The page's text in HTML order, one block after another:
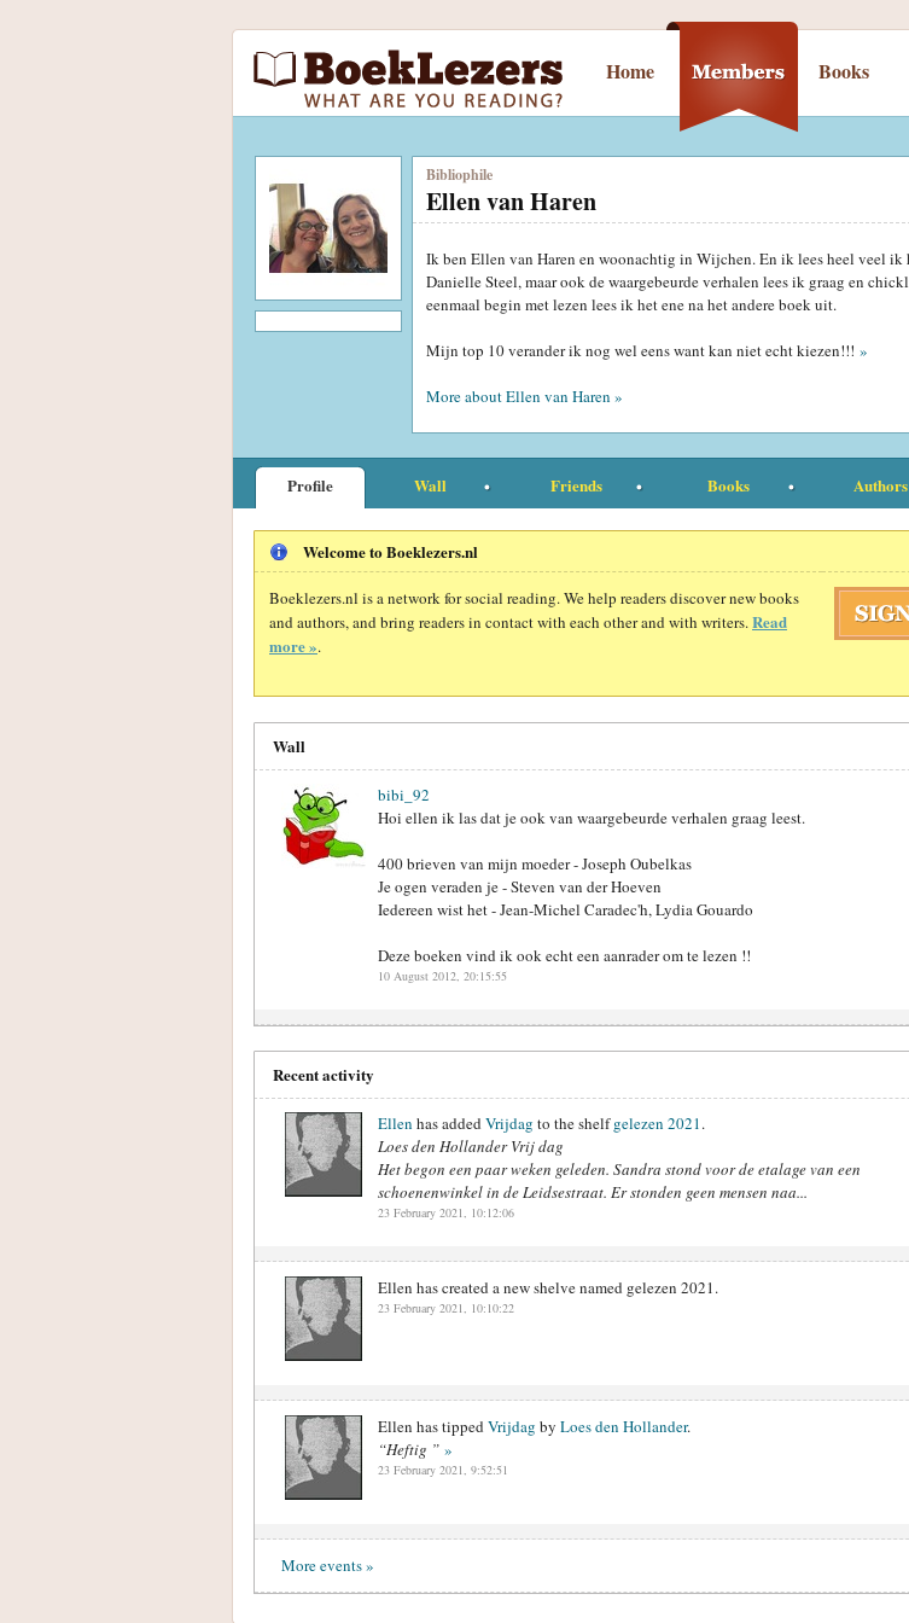
Home Books
Bibliophile
Ellen van Haren
Ik ben Ellen van Haren en woonachtig in Wijchen. En ik lees heel veel ik
Danielle Steel, maar ook de waargebeurde verhalen lees ik graag en
eenmaal begin met lezen lees ik het ene na het andere boek uit.
Mijn top 10 verander ik nog wel eens want kan niet echt kiezen!!! »
More about Ellen van Haren »
Profile Wall Friends Books Authors
Welcome to Boeklezers.nl
Boeklezers.nl is a network for social reading. We help readers discover new books
and authors, and bring readers in contact with each other and with writers. Read
more ».
Wall
bibi_92
Hoi ellen ik las dat je ook van waargebeurde verhalen graag leest.
400 brieven van mijn moeder - Joseph Oubelkas
Je ogen veraden je - Steven van der Hoeven
Iedereen wist het - Jean-Michel Caradec'h, Lydia Gouardo
Deze boeken vind ik ook echt een aanrader om te lezen !!
10 August 2012, 20:15:55
Recent activity
Ellen has added Vrijdag to the shelfgelezen 2021 .
Loes den Hollander Vrij dag
Het begon een paar weken geleden. Sandra stond voor de etalage van een
schoenenwinkel in de Leidsestraat. Er stonden geen mensen naa...
23 February 2021, 10:12:06
Ellen has created a new shelve named gelezen 2021.
23 February 2021, 10:10:22
Ellen has tipped Vrijdag by Loes den Hollander.
“Heftig ” »
23 February 2021, 9:52:51
More events »